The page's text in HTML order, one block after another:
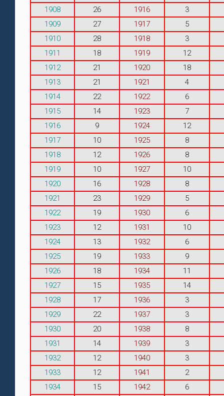
1908
26 1916
3
1909
27 1917
5
1910
28 1918
3
1911
18 1919
12
1912
21 1920
18
1913
21 1921
4
1914
22 1922
6
1915
14 1923
7
1916
9 1924
12
1917
10 1925
8
1918
12 1926
8
1919
10 1927
10
1920
16 1928
8
1921
23 1929
5
1922
19 1930
6
1923
12 1931
10
1924
13 1932
6
1925
19 1933
9
1926
18 1934
11
1927
15 1935
14
1928
17 1936
3
1929
22 1937
3
1930
20 1938
8
1931
14 1939
3
1932
12 1940
3
1933
12 1941
2
1934
15 1942
6